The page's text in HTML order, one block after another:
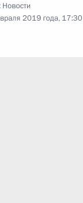
Новости
2019 года, 17:30